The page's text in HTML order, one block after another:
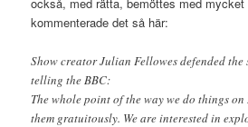
också, med rätta, bemöttes med
kommenterade det så här:
Show creator Julian Fellowes defended the
telling the BBC:
The whole point of the way we do things on
them gratuitously. We are interested in